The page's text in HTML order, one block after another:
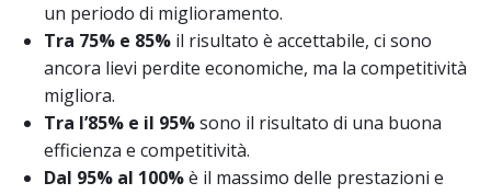
un periodo di miglioramento.
Tra 75% e 85% il risultato è accettabile, ci sono
ancora lievi perdite economiche, ma la competitività
migliora.
Tra l’85% e il 95%sono il risultato di una buona
efficienza e competitività.
Dal 95% al 100%è il massimo delle prestazioni e